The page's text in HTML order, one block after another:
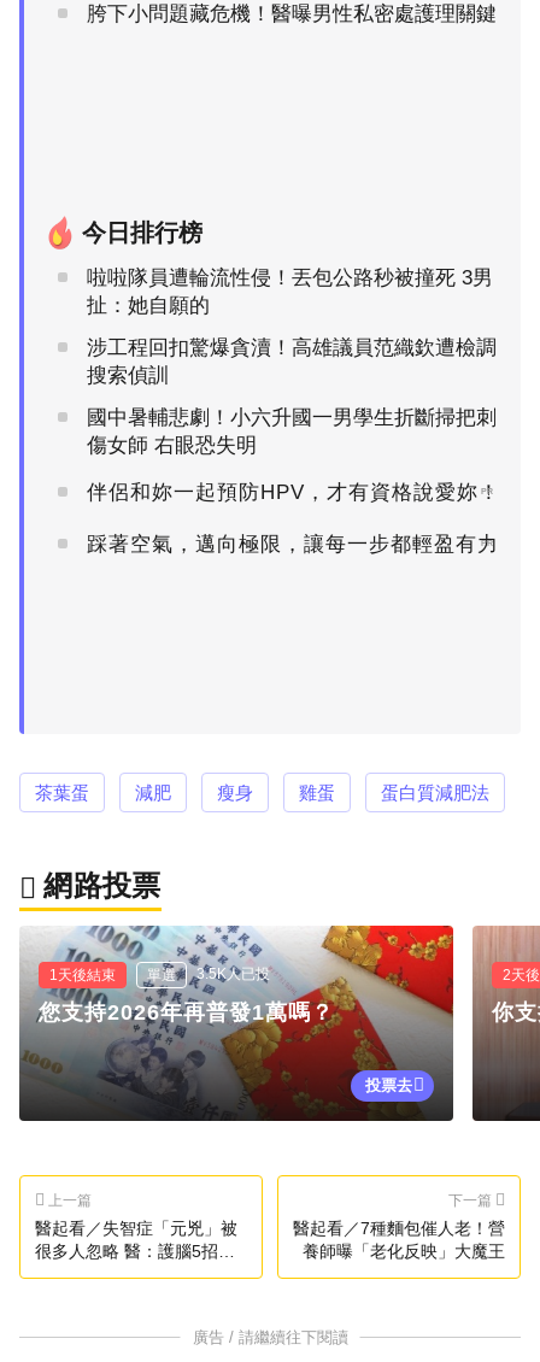
胯下小問題藏危機！醫曝男性私密處護理關鍵
今日排行榜
啦啦隊員遭輪流性侵！丟包公路秒被撞死 3男
扯：她自願的
涉工程回扣驚爆貪瀆！高雄議員范織欽遭檢調
搜索偵訓
國中暑輔悲劇！小六升國一男學生折斷掃把刺
傷女師 右眼恐失明
伴侶和妳一起預防HPV，才有資格說愛妳！
PR
踩著空氣，邁向極限，讓每一步都輕盈有力
PR
茶葉蛋 減肥 瘦身 雞蛋 蛋白質減肥法
網路投票
1天後結束 單選 3.5K人已投
您支持2026年再普發1萬嗎？
投票去
2天
你
上一篇
醫起看／失智症「元兇」被
很多人忽略 醫：護腦5招遠
離風險
下一篇
醫起看／7種麵包催人老！營
養師曝「老化反映」大魔王
廣告 / 請繼續往下閱讀